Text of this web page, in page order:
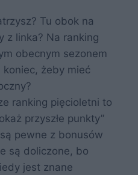
Tu obok na
z linka? Na ranking
obecnym sezonem
żeby mieć
ranking pięcioletni to
przyszłe punkty”
pewne z bonusów
są doliczone, bo
jest znane